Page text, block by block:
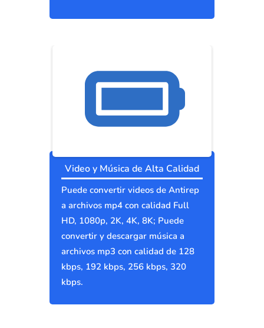
Video y Música de Alta Calidad
Puede convertir videos de Antirep
a archivos mp4 con calidad Full
HD, 1080p, 2K, 4K, 8K; Puede
convertir y descargar música a
archivos mp3 con calidad de 128
kbps, 192 kbps, 256 kbps, 320
kbps.